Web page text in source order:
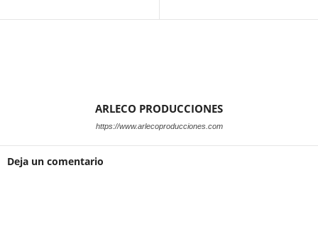
ARLECO PRODUCCIONES
https://www.arlecoproducciones.com
Deja un comentario